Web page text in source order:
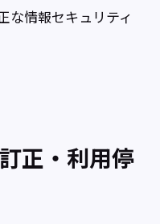
な情報セキュリティ
正・利用停